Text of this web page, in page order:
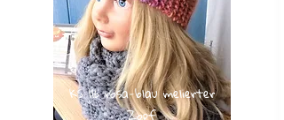
KS 116 rosa-blau melierter
Zopf